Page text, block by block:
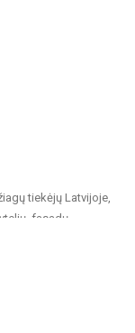
tiekėjų Latvijoje,
fasadų